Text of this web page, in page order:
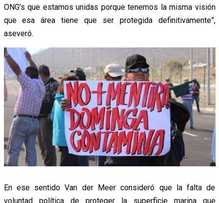
ONG’s que estamos unidas porque tenemos la misma visión
que esa área tiene que ser protegida definitivamente”,
aseveró.
En ese sentido Van der Meer consideró que la falta de
voluntad política de proteger la superficie marina que